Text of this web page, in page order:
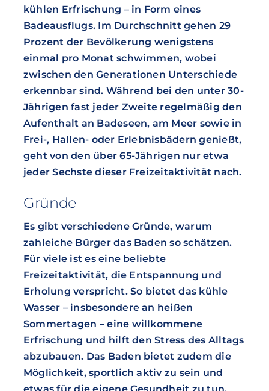
kühlen Erfrischung – in Form eines
Badeausflugs. Im Durchschnitt gehen 29
Prozent der Bevölkerung wenigstens
einmal pro Monat schwimmen, wobei
zwischen den Generationen Unterschiede
erkennbar sind. Während bei den unter 30-
Jährigen fast jeder Zweite regelmäßig den
Aufenthalt an Badeseen, am Meer sowie in
Frei-, Hallen- oder Erlebnisbädern genießt,
geht von den über 65-Jährigen nur etwa
jeder Sechste dieser Freizeitaktivität nach.
Gründe
Es gibt verschiedene Gründe, warum
zahleiche Bürger das Baden so schätzen.
Für viele ist es eine beliebte
Freizeitaktivität, die Entspannung und
Erholung verspricht. So bietet das kühle
Wasser – insbesondere an heißen
Sommertagen – eine willkommene
Erfrischung und hilft den Stress des Alltags
abzubauen. Das Baden bietet zudem die
Möglichkeit, sportlich aktiv zu sein und